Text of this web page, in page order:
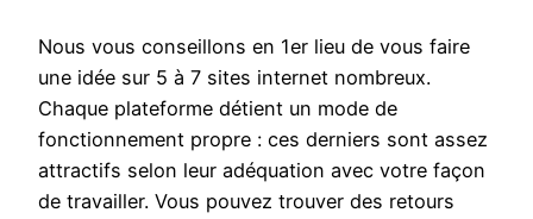
Nous vous conseillons en 1er lieu de vous faire
une idée sur 5 à 7 sites internet nombreux.
Chaque plateforme détient un mode de
fonctionnement propre : ces derniers sont assez
attractifs selon leur adéquation avec votre façon
de travailler. Vous pouvez trouver des retours